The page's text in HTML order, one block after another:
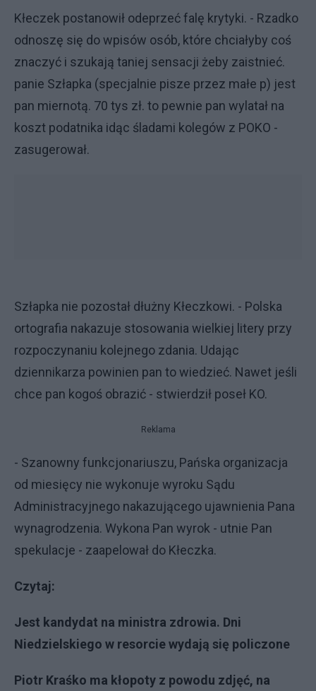
Kłeczek postanowił odeprzeć falę krytyki. - Rzadko
odnoszę się do wpisów osób, które chciałyby coś
znaczyć i szukają taniej sensacji żeby zaistnieć.
panie Szłapka (specjalnie pisze przez małe p) jest
pan miernotą. 70 tys zł. to pewnie pan wylatał na
koszt podatnika idąc śladami kolegów z POKO -
zasugerował.
Szłapka nie pozostał dłużny Kłeczkowi. - Polska
ortografia nakazuje stosowania wielkiej litery przy
rozpoczynaniu kolejnego zdania. Udając
dziennikarza powinien pan to wiedzieć. Nawet jeśli
chce pan kogoś obrazić - stwierdził poseł KO.
Reklama
- Szanowny funkcjonariuszu, Pańska organizacja
od miesięcy nie wykonuje wyroku Sądu
Administracyjnego nakazującego ujawnienia Pana
wynagrodzenia. Wykona Pan wyrok - utnie Pan
spekulacje - zaapelował do Kłeczka.
Czytaj:
Jest kandydat na ministra zdrowia. Dni
Niedzielskiego w resorcie wydają się policzone
Piotr Kraśko ma kłopoty z powodu zdjęć, na